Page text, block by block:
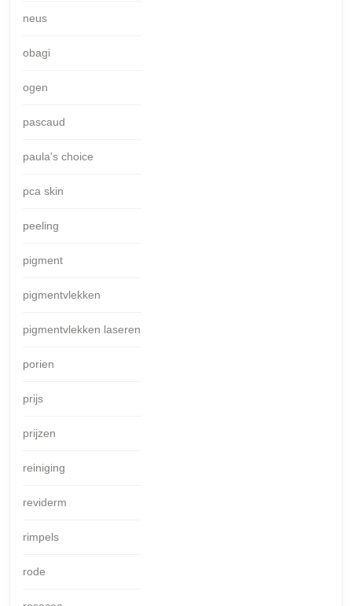
neus
obagi
ogen
pascaud
paula's choice
pca skin
peeling
pigment
pigmentvlekken
pigmentvlekken laseren
porien
prijs
prijzen
reiniging
reviderm
rimpels
rode